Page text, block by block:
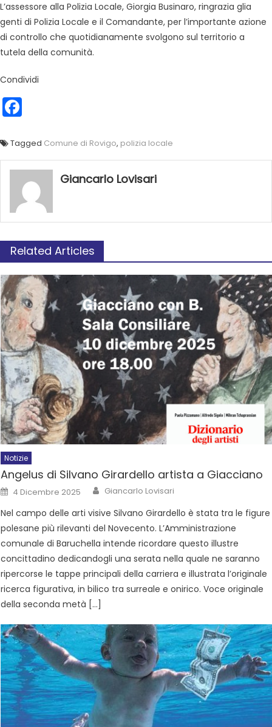
L’assessore alla Polizia Locale, Giorgia Businaro, ringrazia glia
genti di Polizia Locale e il Comandante, per l’importante azione
di controllo che quotidianamente svolgono sul territorio a
tutela della comunità.
Condividi
Tagged Comune di Rovigo, polizia locale
Giancarlo Lovisari
Related Articles
Notizie
Angelus di Silvano Girardello artista a Giacciano
4 Dicembre 2025 Giancarlo Lovisari
Nel campo delle arti visive Silvano Girardello è stata tra le figure
polesane più rilevanti del Novecento. L’Amministrazione
comunale di Baruchella intende ricordare questo illustre
concittadino dedicandogli una serata nella quale ne saranno
ripercorse le tappe principali della carriera e illustrata l’originale
ricerca figurativa, in bilico tra surreale e onirico. Voce originale
della seconda metà […]